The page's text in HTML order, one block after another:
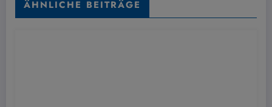
ÄHNLICHE BEITRÄGE